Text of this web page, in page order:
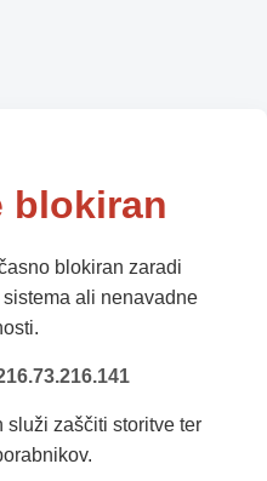
blokiran
blokiran zaradi
ali nenavadne
služi zaščiti storitve ter